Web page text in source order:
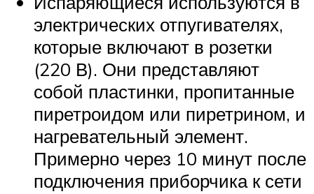
электрических отпугивателях,
которые включают в розетки
(220 В). Они представляют
собой пластинки, пропитанные
пиретроидом или пиретрином, и
нагревательный элемент.
Примерно через 10 минут после
подключения приборчика к сети